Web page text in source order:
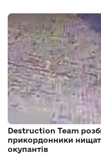
Destruction Team
прикордонники
окупантів